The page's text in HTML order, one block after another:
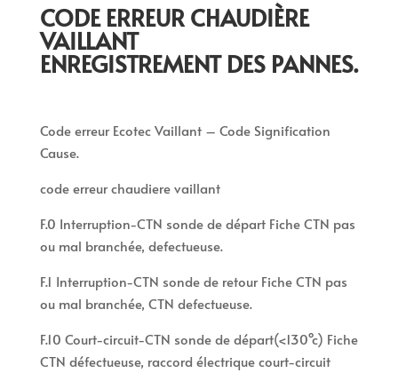
CODE ERREUR CHAUDIÈRE
VAILLANT
ENREGISTREMENT DES PANNES.
Code erreur Ecotec Vaillant – Code Signification
Cause.
code erreur chaudiere vaillant
F.0 Interruption-CTN sonde de départ Fiche CTN pas
ou mal branchée, defectueuse.
F.1 Interruption-CTN sonde de retour Fiche CTN pas
ou mal branchée, CTN defectueuse.
F.10 Court-circuit-CTN sonde de départ(<130°c) Fiche
CTN défectueuse, raccord électrique court-circuit